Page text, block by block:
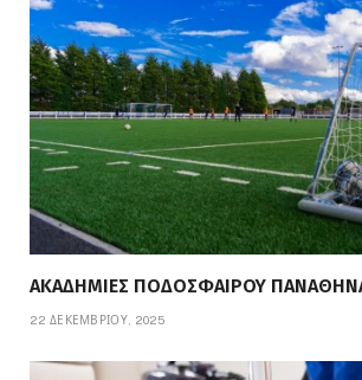
ΑΚΑΔΗΜΙΕΣ ΠΟΔΟΣΦΑΙΡΟΥ
22 ΔΕΚΕΜΒΡΊΟΥ, 2025